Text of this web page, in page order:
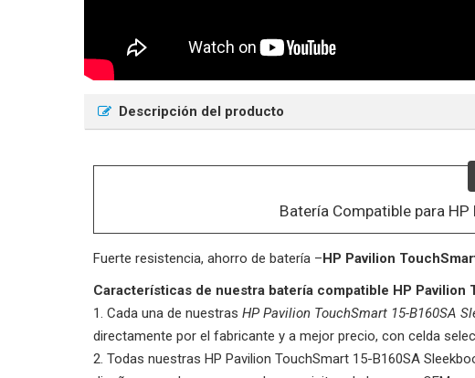
Descripción del producto
Batería Compatible para
Fuerte resistencia, ahorro de batería –HP Pavilion
Características de nuestra batería compatible HP Pavilion
Cada una de nuestras HP Pavilion TouchSmart 15-B160SA
directamente por el fabricante y a mejor precio, con celda
Todas nuestras HP Pavilion TouchSmart 15-B160SA